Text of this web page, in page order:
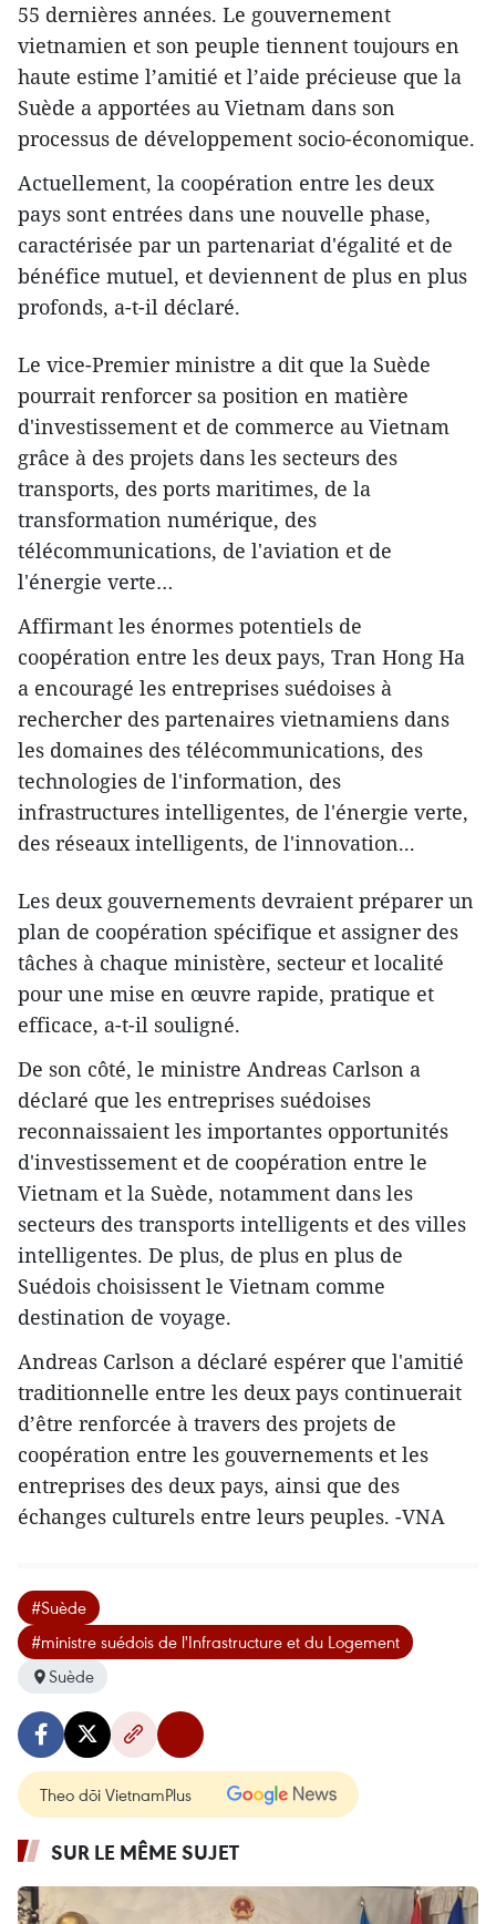
55 dernières années. Le gouvernement
vietnamien et son peuple tiennent toujours en
haute estime l’amitié et l’aide précieuse que la
Suède a apportées au Vietnam dans son
processus de développement socio-économique.
Actuellement, la coopération entre les deux
pays sont entrées dans une nouvelle phase,
caractérisée par un partenariat d'égalité et de
bénéfice mutuel, et deviennent de plus en plus
profonds, a-t-il déclaré.
Le vice-Premier ministre a dit que la Suède
pourrait renforcer sa position en matière
d'investissement et de commerce au Vietnam
grâce à des projets dans les secteurs des
transports, des ports maritimes, de la
transformation numérique, des
télécommunications, de l'aviation et de
l'énergie verte…
Affirmant les énormes potentiels de
coopération entre les deux pays, Tran Hong Ha
a encouragé les entreprises suédoises à
rechercher des partenaires vietnamiens dans
les domaines des télécommunications, des
technologies de l'information, des
infrastructures intelligentes, de l'énergie verte,
des réseaux intelligents, de l'innovation...
Les deux gouvernements devraient préparer un
plan de coopération spécifique et assigner des
tâches à chaque ministère, secteur et localité
pour une mise en œuvre rapide, pratique et
efficace, a-t-il souligné.
De son côté, le ministre Andreas Carlson a
déclaré que les entreprises suédoises
reconnaissaient les importantes opportunités
d'investissement et de coopération entre le
Vietnam et la Suède, notamment dans les
secteurs des transports intelligents et des villes
intelligentes. De plus, de plus en plus de
Suédois choisissent le Vietnam comme
destination de voyage.
Andreas Carlson a déclaré espérer que l'amitié
traditionnelle entre les deux pays continuerait
d’être renforcée à travers des projets de
coopération entre les gouvernements et les
entreprises des deux pays, ainsi que des
échanges culturels entre leurs peuples. -VNA
#Suède
#ministre suédois de l'Infrastructure et du Logement
Suède
Theo dõi VietnamPlus
SUR LE MÊME SUJET